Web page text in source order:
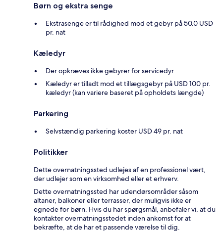
Børn og ekstra senge
Ekstrasenge er til rådighed mod et gebyr på 50.0 USD
pr. nat
Kæledyr
Der opkræves ikke gebyrer for servicedyr
Kæledyr er tilladt mod et tillægsgebyr på USD 100 pr.
kæledyr (kan variere baseret på opholdets længde)
Parkering
Selvstændig parkering koster USD 49 pr. nat
Politikker
Dette overnatningssted udlejes af en professionel vært,
der udlejer som en virksomhed eller et erhverv.
Dette overnatningssted har udendørsområder såsom
altaner, balkoner eller terrasser, der muligvis ikke er
egnede for børn. Hvis du har spørgsmål, anbefaler vi, at du
kontakter overnatningsstedet inden ankomst for at
bekræfte, at de har et passende værelse til dig.